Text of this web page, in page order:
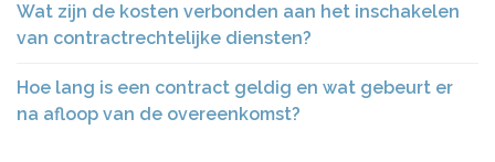
Wat zijn de kosten verbonden aan het inschakelen
van contractrechtelijke diensten?
Hoe lang is een contract geldig en wat gebeurt er
na afloop van de overeenkomst?